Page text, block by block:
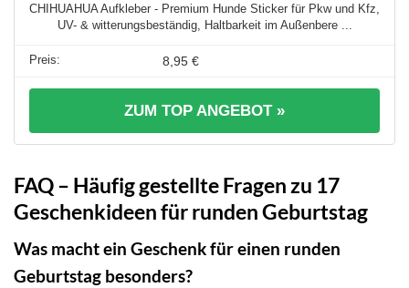
CHIHUAHUA Aufkleber - Premium Hunde Sticker für Pkw und Kfz,
UV- & witterungsbeständig, Haltbarkeit im Außenbere ...
8,95 €
ZUM TOP ANGEBOT »
FAQ – Häufig gestellte Fragen zu 17
Geschenkideen für runden Geburtstag
Was macht ein Geschenk für einen runden
Geburtstag besonders?